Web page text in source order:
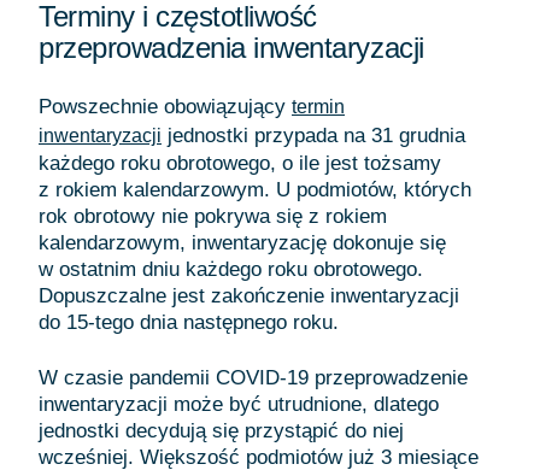
Terminy i częstotliwość
przeprowadzenia inwentaryzacji
Powszechnie obowiązujący termin
inwentaryzacji jednostki przypada na 31 grudnia
każdego roku obrotowego, o ile jest tożsamy
z rokiem kalendarzowym. U podmiotów, których
rok obrotowy nie pokrywa się z rokiem
kalendarzowym, inwentaryzację dokonuje się
w ostatnim dniu każdego roku obrotowego.
Dopuszczalne jest zakończenie inwentaryzacji
do 15-tego dnia następnego roku.
W czasie pandemii COVID-19 przeprowadzenie
inwentaryzacji może być utrudnione, dlatego
jednostki decydują się przystąpić do niej
wcześniej. Większość podmiotów już 3 miesiące